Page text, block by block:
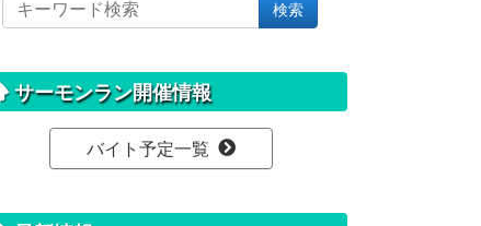
イ
を
検
検索
サーモンラン開催情報
バイト予定一覧